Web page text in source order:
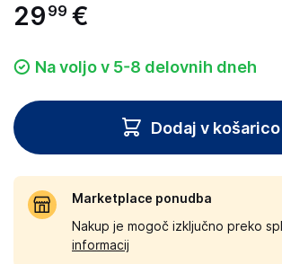
29 99 €
Na voljo v 5-8 delovnih dneh
Dodaj v košarico
Marketplace ponudba
Nakup je mogoč izključno preko
informacij